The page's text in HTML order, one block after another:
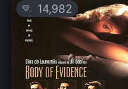
💛 14,982